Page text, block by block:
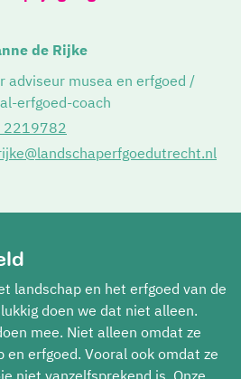
de Rijke
adviseur musea en erfgoed /
erfgoed-coach
2219782
landschap en het erfgoed van de
doen we dat niet alleen.
mee. Niet alleen omdat ze
en erfgoed. Vooral ook omdat ze
niet vanzelfsprekend is. Onze